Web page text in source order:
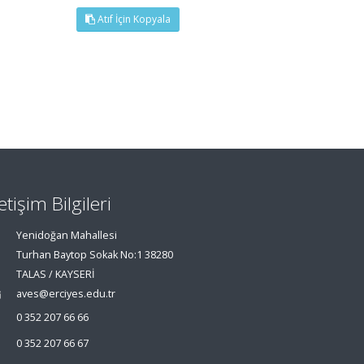
Atıf İçin Kopyala
Bilgileri
Yenidoğan Mahallesi
Turhan Baytop Sokak No:1 38280
TALAS / KAYSERİ
aves@erciyes.edu.tr
0 352 207 66 66
0 352 207 66 67